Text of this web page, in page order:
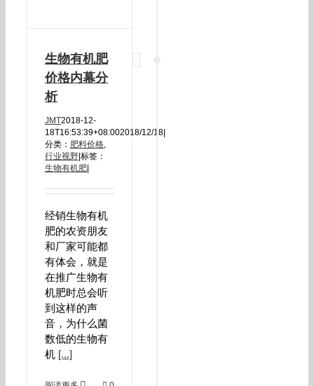
生物有机肥
价格内幕分
析
JMT2018-12-
18T16:53:39+08:002018/12/18|
分类： 肥料价格
行业视野|标签：
生物有机肥|
经销生物有机
肥的农资朋友
和厂家可能都
有体会，就是
在推广生物有
机肥时总会听
到这样的声
音，为什么菌
数低的生物有
机 [...]